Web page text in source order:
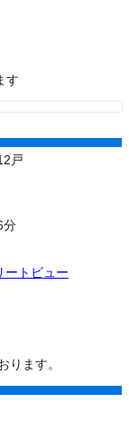
す
戸
分
ートビュー
ります。